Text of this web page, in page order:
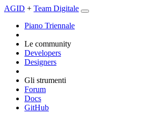
AGID + Team Digitale
Piano Triennale
Le community
Developers
Designers
Gli strumenti
Forum
Docs
GitHub